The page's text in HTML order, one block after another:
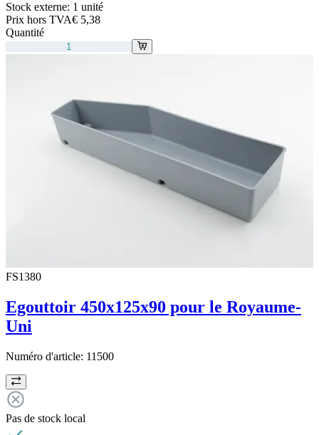
Stock externe: 1 unité
Prix hors TVA€ 5,38
Quantité
FS1380
Egouttoir 450x125x90 pour le Royaume-
Uni
Numéro d'article: 11500
Pas de stock local